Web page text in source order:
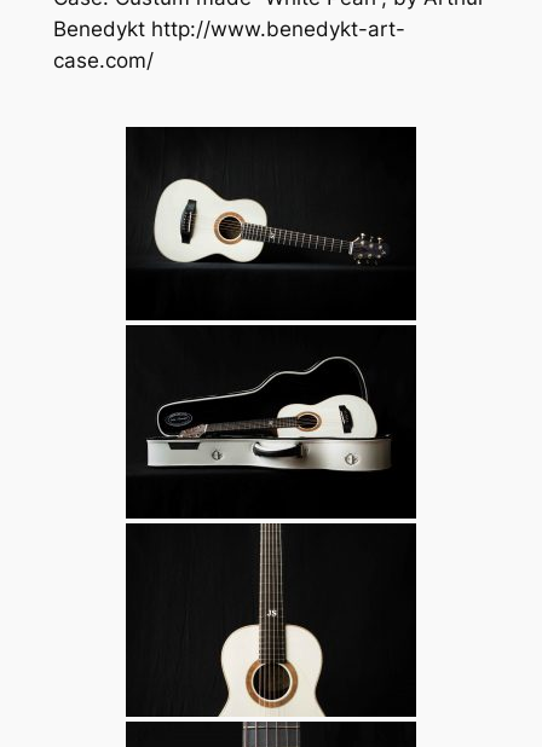
Benedykt http://www.benedykt-art-
case.com/